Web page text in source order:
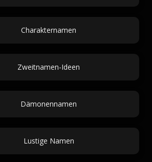
Charakternamen
Zweitnamen-Ideen
Dämonennamen
Lustige Namen